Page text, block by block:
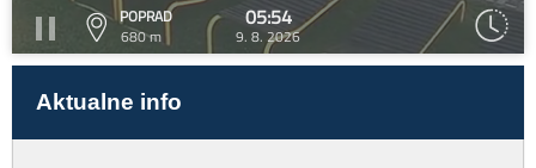
POPRAD
680 m
05:54
9. 8. 2026
Aktualne info